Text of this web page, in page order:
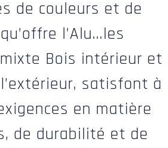
de couleurs et de
l’Alu…les
Bois intérieur et
satisfont à
en matière
de durabilité et de